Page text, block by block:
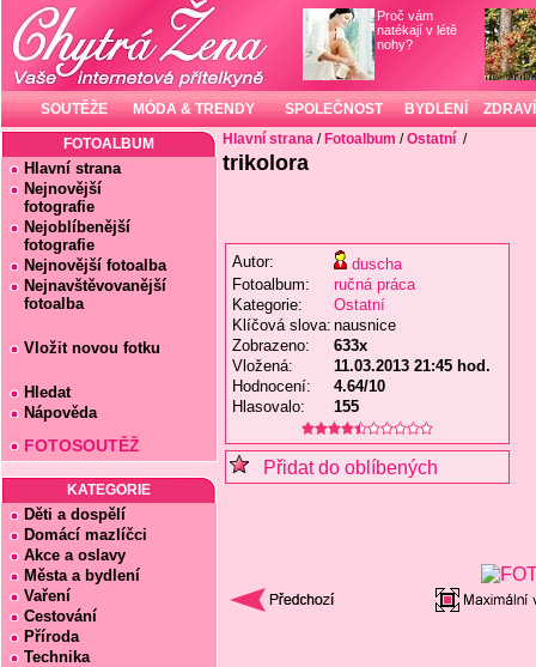
Proč vám
natékají v létě
nohy?
SOUTĚŽE MÓDA & TRENDY SPOLEČNOST BYDLENÍ ZDRAVÍ
FOTOALBUM
Hlavní strana
Nejnovější
fotografie
Nejoblíbenější
fotografie
Nejnovější fotoalba
Nejnavštěvovanější
fotoalba
Vložit novou fotku
Hledat
Nápověda
FOTOSOUTĚŽ
KATEGORIE
Děti a dospělí
Domácí mazlíčci
Akce a oslavy
Města a bydlení
Vaření
Cestování
Příroda
Technika
Hlavní strana / Fotoalbum /Ostatní /
trikolora
Autor:
duscha
Fotoalbum:
ručná práca
Kategorie:
Ostatní
Klíčová slova: nausnice
Zobrazeno:
633x
Vložená:
11.03.2013 21:45 hod.
Hodnocení:
4.64/10
Hlasovalo:
155
Přidat do oblíbených